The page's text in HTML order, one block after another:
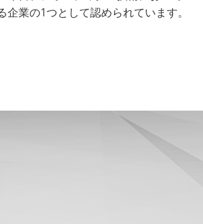
企業の1つとして認められています。